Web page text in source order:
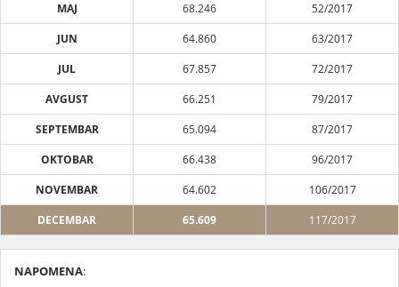
MAJ
68.246
52/2017
JUN
64.860
63/2017
JUL
67.857
72/2017
AVGUST
66.251
79/2017
SEPTEMBAR
65.094
87/2017
OKTOBAR
66.438
96/2017
NOVEMBAR
64.602
106/2017
DECEMBAR
65.609 117/2017
NAPOMENA: